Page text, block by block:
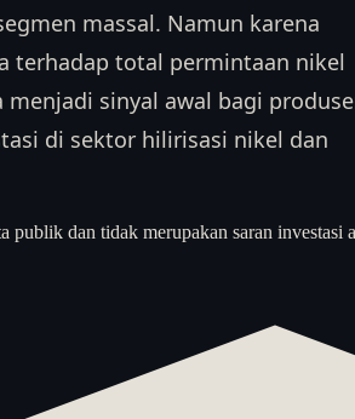
massal. Namun karena
terhadap total permintaan nikel
sinyal awal bagi
di sektor hilirisasi nikel dan
dan tidak merupakan saran